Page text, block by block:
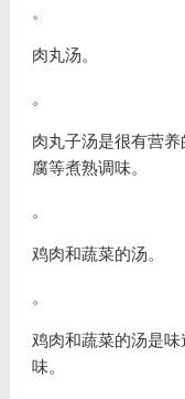
。
肉丸汤。
。
肉丸子汤是很有营
腐等煮熟调味。
。
鸡肉和蔬菜的汤。
。
鸡肉和蔬菜的汤是
味。